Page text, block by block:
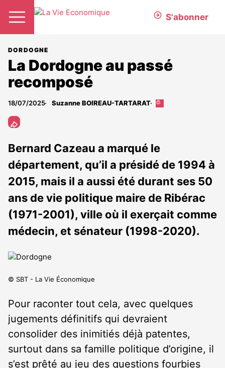
S'abonner
DORDOGNE
La Dordogne au passé
recomposé
18/07/2025 Suzanne BOIREAU-TARTARAT
Cet
abonnés
Bernard Cazeau a marqué le
département, qu’il a présidé de 1994 à
2015, mais il a aussi été durant ses 50
ans de vie politique maire de Ribérac
(1971-2001), ville où il exerçait comme
médecin, et sénateur (1998-2020).
© SBT - La Vie Économique
Pour raconter tout cela, avec quelques
jugements définitifs qui devraient
consolider des inimitiés déjà patentes,
surtout dans sa famille politique d’origine, il
s’est prêté au jeu des questions fourbies